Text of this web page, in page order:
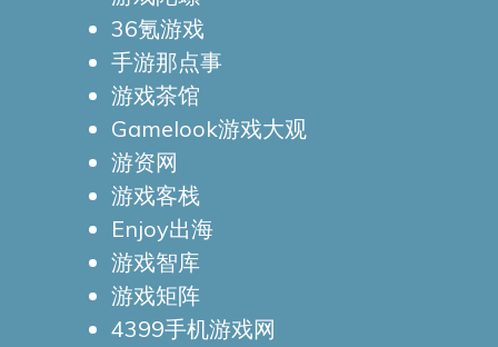
36氪游戏
手游那点事
游戏茶馆
Gamelook游戏大观
游资网
游戏客栈
Enjoy出海
游戏智库
游戏矩阵
4399手机游戏网